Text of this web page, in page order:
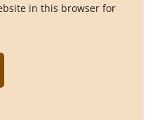
in this browser for